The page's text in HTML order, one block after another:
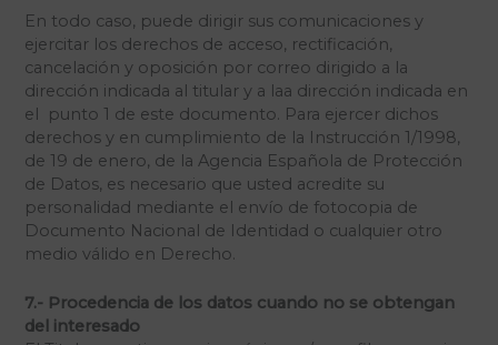
En todo caso, puede dirigir sus comunicaciones y
ejercitar los derechos de acceso, rectificación,
cancelación y oposición por correo dirigido a la
dirección indicada al titular y a laa dirección indicada en
el punto 1 de este documento. Para ejercer dichos
derechos y en cumplimiento de la Instrucción 1/1998,
de 19 de enero, de la Agencia Española de Protección
de Datos, es necesario que usted acredite su
personalidad mediante el envío de fotocopia de
Documento Nacional de Identidad o cualquier otro
medio válido en Derecho.
7.- Procedencia de los datos cuando no se obtengan
del interesado